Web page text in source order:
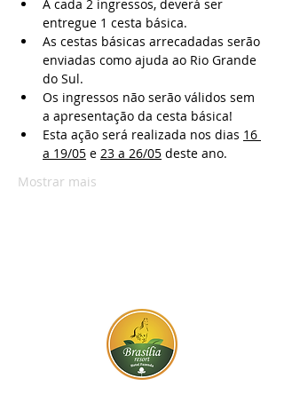
A cada 2 ingressos, deverá ser
entregue 1 cesta básica.
As cestas básicas arrecadadas serão
enviadas como ajuda ao Rio Grande
do Sul.
Os ingressos não serão válidos sem
a apresentação da cesta básica!
Esta ação será realizada nos dias 16
a 19/05 e 23 a 26/05 deste ano.
Mostrar mais